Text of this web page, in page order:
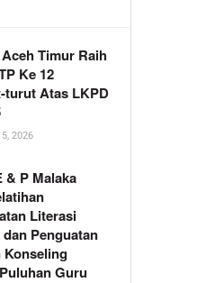
Timur Raih
Ke 12
turut Atas LKPD
2026
& P Malaka
Literasi
Penguatan
Konseling
Guru